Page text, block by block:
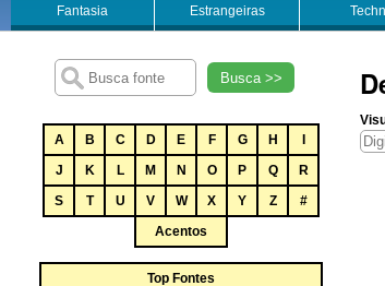
Fantasia Estrangeiras
Busca >>
A B C D E F G H
J
K L M N O P Q
R
S
T U V W X Y Z
#
Acentos
Top Fontes